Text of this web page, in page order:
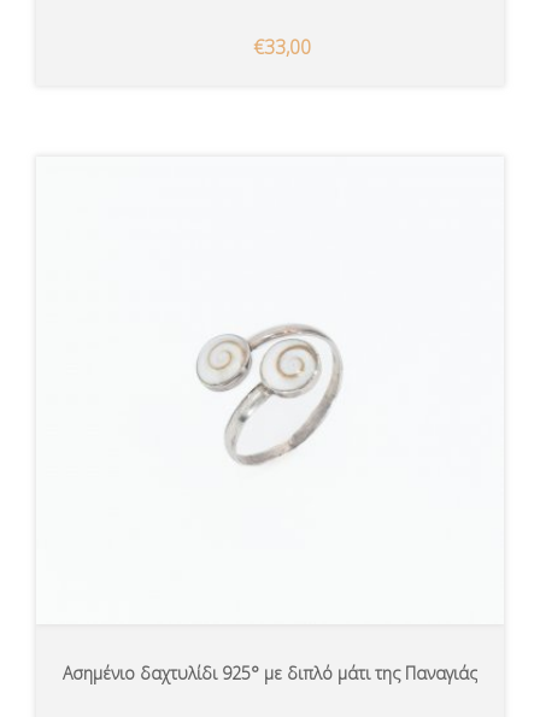
€33,00
Ασημένιο δαχτυλίδι 925° με διπλό μάτι της Παναγιάς